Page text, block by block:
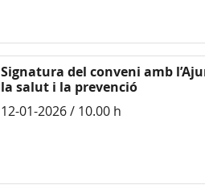
Signatura del conveni amb
la salut i la prevenció
12-01-2026 / 10.00 h